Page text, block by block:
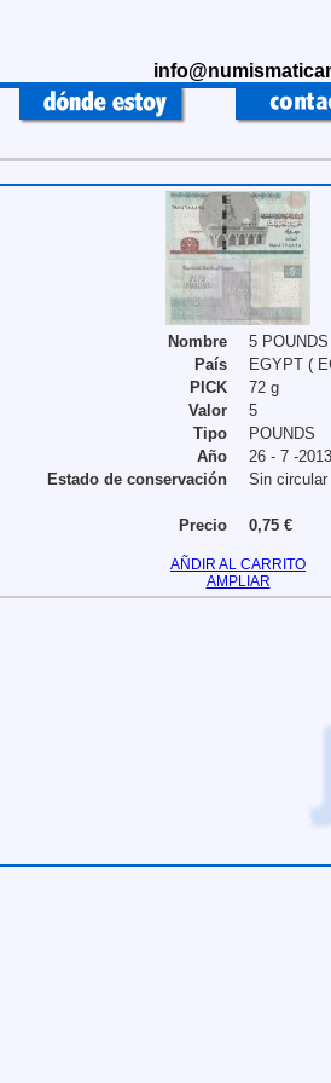
Nombre
5 POUNDS
País
EGYPT (
PICK
72 g
Valor
5
Tipo
POUNDS
Año
26 - 7 -2013
Estado de conservación
Sin circular
Precio 0,75 €
AÑDIR AL CARRITO
AMPLIAR